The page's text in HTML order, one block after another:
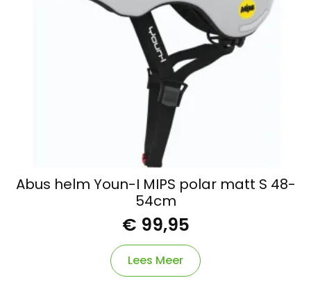
Abus helm Youn-I MIPS polar matt S 48-
54cm
€ 99,95
Lees Meer